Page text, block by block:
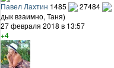
Павел Лахтин 1485
27484
дык взаимно, Таня)
27 февраля 2018 в 13:57
+4